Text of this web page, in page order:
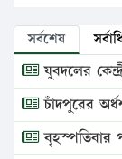
সর্বশেষ
যুবদলের
চাঁদপুরের
বৃহস্পতিবার